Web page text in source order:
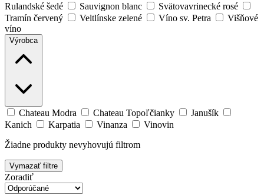
Rulandské šedé
Sauvignon blanc
Svätovavrinecké rosé
Tramín červený
Veltlínske zelené Víno sv. Petra
Višňové
víno
Výrobca
Chateau Modra Chateau Topoľčianky
Janušík
Kanich
Karpatia Vinanza
Vinovin
Žiadne produkty nevyhovujú filtrom
Vymazať filtre
Zoradiť